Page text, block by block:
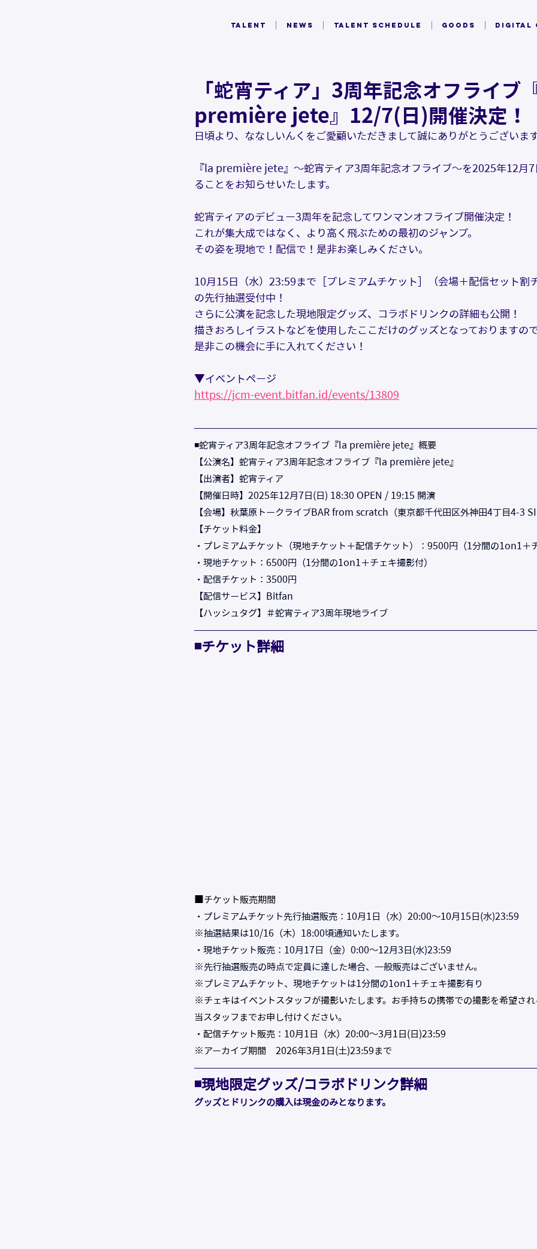
TALENT NEWS TALENT SCHEDULE GOODS DIGITAL
「蛇宵ティア」3周年記念オフライブ
première jete』12/7(日)開催決定！
日頃より、ななしいんくをご愛顧いただきまして誠にありがとうございます
『la première jete』～蛇宵ティア3周年記念オフライブ～を2025年12月7
ることをお知らせいたします。
蛇宵ティアのデビュー3周年を記念してワンマンオフライブ開催決定！
これが集大成ではなく、より高く飛ぶための最初のジャンプ。
その姿を現地で！配信で！是非お楽しみください。
10月15日（水）23:59まで［プレミアムチケット］（会場＋配信セット割
の先行抽選受付中！
さらに公演を記念した現地限定グッズ、コラボドリンクの詳細も公開！
描きおろしイラストなどを使用したここだけのグッズとなっておりますので
是非この機会に手に入れてください！
▼イベントページ
https://jcm-event.bitfan.id/events/13809
◾️蛇宵ティア3周年記念オフライブ『la première jete』概要
【公演名】蛇宵ティア3周年記念オフライブ『la première jete』
【出演者】蛇宵ティア
【開催日時】2025年12月7日(日) 18:30 OPEN / 19:15 開演
【会場】秋葉原トークライブBAR from scratch（東京都千代田区外神田4丁目4-3
【チケット料金】
・プレミアムチケット（現地チケット＋配信チケット）：9500円（1分間の1on1＋
・現地チケット：6500円（1分間の1on1＋チェキ撮影付）
・配信チケット：3500円
【配信サービス】Bitfan
【ハッシュタグ】＃蛇宵ティア3周年現地ライブ
◾️チケット詳細
■チケット販売期間
・プレミアムチケット先行抽選販売：10月1日（水）20:00〜10月15日(水)23:59
※抽選結果は10/16（木）18:00頃通知いたします。
・現地チケット販売：10月17日（金）0:00〜12月3日(水)23:59
※先行抽選販売の時点で定員に達した場合、一般販売はございません。
※プレミアムチケット、現地チケットは1分間の1on1＋チェキ撮影有り
※チェキはイベントスタッフが撮影いたします。お手持ちの携帯での撮影を希望さ
当スタッフまでお申し付けください。
・配信チケット販売：10月1日（水）20:00〜3月1日(日)23:59
※アーカイブ期間　2026年3月1日(土)23:59まで
◾️現地限定グッズ/コラボドリンク詳細
グッズとドリンクの購入は現金のみとなります。